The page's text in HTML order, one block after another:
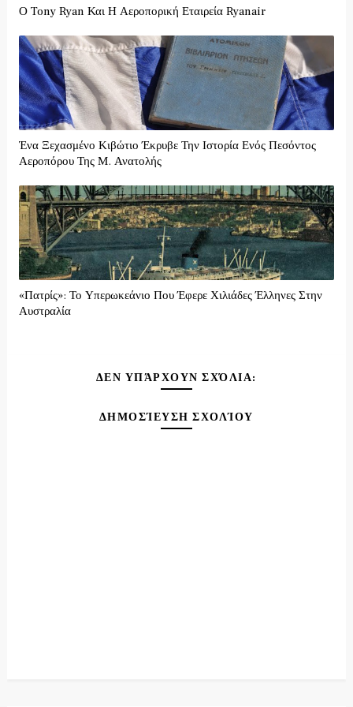
Ο Tony Ryan Και Η Αεροπορική Εταιρεία Ryanair
Ένα Ξεχασμένο Κιβώτιο Έκρυβε Την Ιστορία Ενός Πεσόντος
Αεροπόρου Της Μ. Ανατολής
«Πατρίς»: Το Υπερωκεάνιο Που Έφερε Χιλιάδες Έλληνες Στην
Αυστραλία
ΔΕΝ ΥΠΆΡΧΟΥΝ ΣΧΌΛΙΑ:
ΔΗΜΟΣΊΕΥΣΗ ΣΧΟΛΊΟΥ